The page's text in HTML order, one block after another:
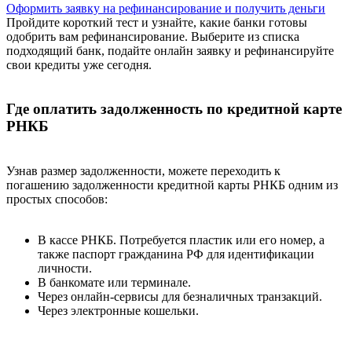
Оформить заявку на рефинансирование и получить деньги
Пройдите короткий тест и узнайте, какие банки готовы
одобрить вам рефинансирование. Выберите из списка
подходящий банк, подайте онлайн заявку и рефинансируйте
свои кредиты уже сегодня.
Где оплатить задолженность по кредитной карте
РНКБ
Узнав размер задолженности, можете переходить к
погашению задолженности кредитной карты РНКБ одним из
простых способов:
В кассе РНКБ. Потребуется пластик или его номер, а
также паспорт гражданина РФ для идентификации
личности.
В банкомате или терминале.
Через онлайн-сервисы для безналичных транзакций.
Через электронные кошельки.